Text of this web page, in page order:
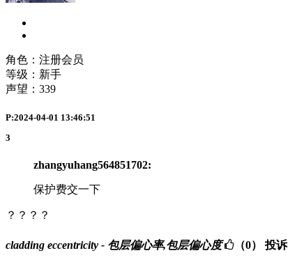
角色：注册会员
等级：新手
声望： 339
P:2024-04-01 13:46:51
3
zhangyuhang564851702:
保护费交一下
？？？？
cladding eccentricity - 包层偏心率,包层偏心度 （0） 投诉